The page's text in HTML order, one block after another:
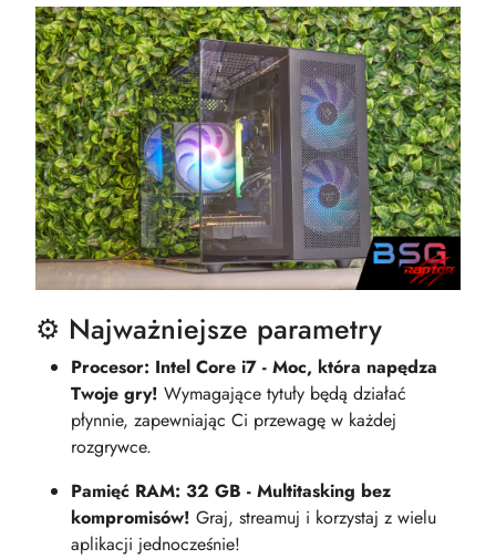
⚙️ Najważniejsze parametry
Procesor: Intel Core i7 - Moc, która napędza
Twoje gry! Wymagające tytuły będą działać
płynnie, zapewniając Ci przewagę w każdej
rozgrywce.
Pamięć RAM: 32 GB - Multitasking bez
kompromisów! Graj, streamuj i korzystaj z wielu
aplikacji jednocześnie!